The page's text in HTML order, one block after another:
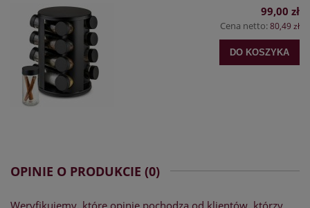
99,00 zł
Cena netto:80,49 zł
DO KOSZYKA
OPINIE O PRODUKCIE (0)
Weryfikujemy, które opinie pochodzą od klientów, którzy